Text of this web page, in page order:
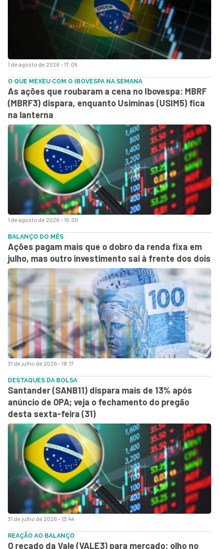
1 de agosto de 2026 - 17:05
1 de agosto de 2026 - 15:00
O QUE MEXEU COM O IBOVESPA NA SEMANA
As ações que roubaram a cena no Ibovespa: MBRF
(MBRF3) dispara, enquanto Usiminas (USIM5) fica
na lanterna
31 de julho de 2026 - 18:17
BALANÇO DO MÊS
Ações pagam mais que o dobro da renda fixa em
julho, mas outro investimento sai à frente dos dois
31 de julho de 2026 - 13:44
DESTAQUES DA BOLSA
Santander (SANB11) dispara mais de 13% após
anúncio de OPA; veja o fechamento do pregão
desta sexta-feira (31)
REAÇÃO AO BALANÇO
O recado da Vale (VALE3) para mercado: olho no